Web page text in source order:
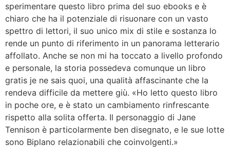
sperimentare questo libro prima del suo ebooks e è
chiaro che ha il potenziale di risuonare con un vasto
spettro di lettori, il suo unico mix di stile e sostanza lo
rende un punto di riferimento in un panorama letterario
affollato. Anche se non mi ha toccato a livello profondo
e personale, la storia possedeva comunque un libro
gratis je ne sais quoi, una qualità affascinante che la
rendeva difficile da mettere giù. «Ho letto questo libro
in poche ore, e è stato un cambiamento rinfrescante
rispetto alla solita offerta. Il personaggio di Jane
Tennison è particolarmente ben disegnato, e le sue lotte
sono Biplano relazionabili che coinvolgenti.»